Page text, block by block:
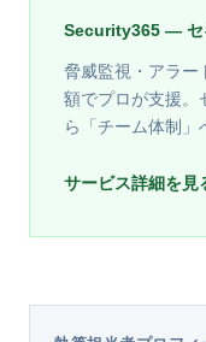
Security365 — セ
脅威監視・アラー
額でプロが支援。
ら「チーム体制」
サービス詳細を見